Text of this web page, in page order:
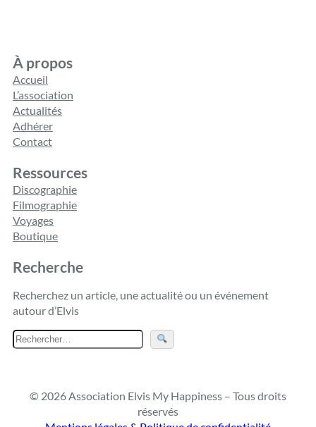
À propos
Accueil
L’association
Actualités
Adhérer
Contact
Ressources
Discographie
Filmographie
Voyages
Boutique
Recherche
Recherchez un article, une actualité ou un événement
autour d’Elvis
R
e
e
r
© 2026 Association Elvis My Happiness – Tous droits
réservés